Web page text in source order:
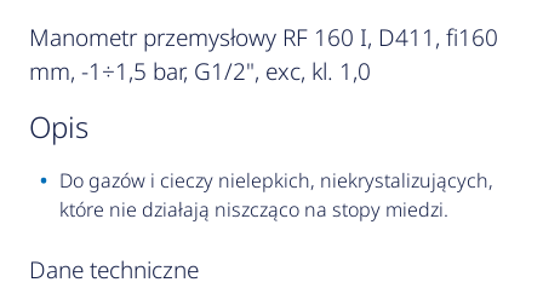
Manometr przemysłowy RF 160 I, D411, fi160
mm, -1÷1,5 bar, G1/2", exc, kl. 1,0
opis
Do gazów i cieczy nielepkich, niekrystalizujących,
które nie działają niszcząco na stopy miedzi.
Dane techniczne